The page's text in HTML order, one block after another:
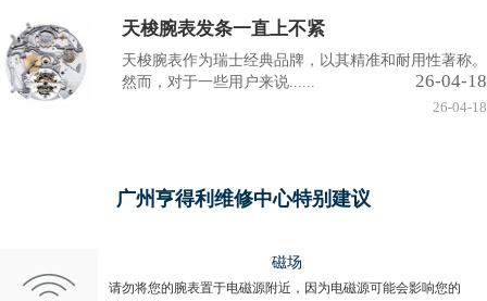
天梭腕表发条一直上不紧
天梭腕表作为瑞士经典品牌，以其精准和耐用性著称。
然而，对于一些用户来说......
26-04-18
26-04-18
广州亨得利维修中心特别建议
磁场
请勿将您的腕表置于电磁源附近，因为电磁源可能会影响您的